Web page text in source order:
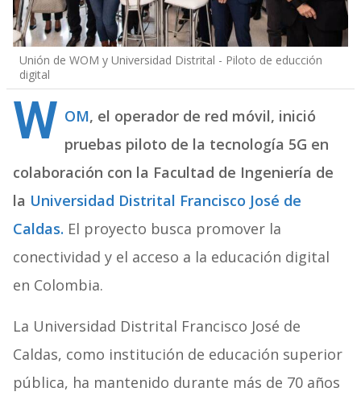
Unión de WOM y Universidad Distrital - Piloto de educción
digital
W OM, el operador de red móvil, inició
pruebas piloto de la tecnología 5G en
colaboración con la Facultad de Ingeniería de
la Universidad Distrital Francisco José de
Caldas. El proyecto busca promover la
conectividad y el acceso a la educación digital
en Colombia.
La Universidad Distrital Francisco José de
Caldas, como institución de educación superior
pública, ha mantenido durante más de 70 años